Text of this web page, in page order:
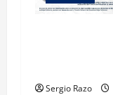
Sergio Razo